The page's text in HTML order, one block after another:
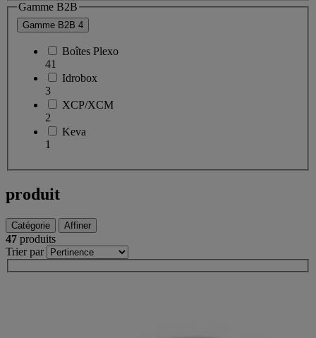
Gamme B2B
Gamme B2B 4
Boîtes Plexo
41
Idrobox
3
XCP/XCM
2
Keva
1
produit
Catégorie Affiner
47 produits
Trier par